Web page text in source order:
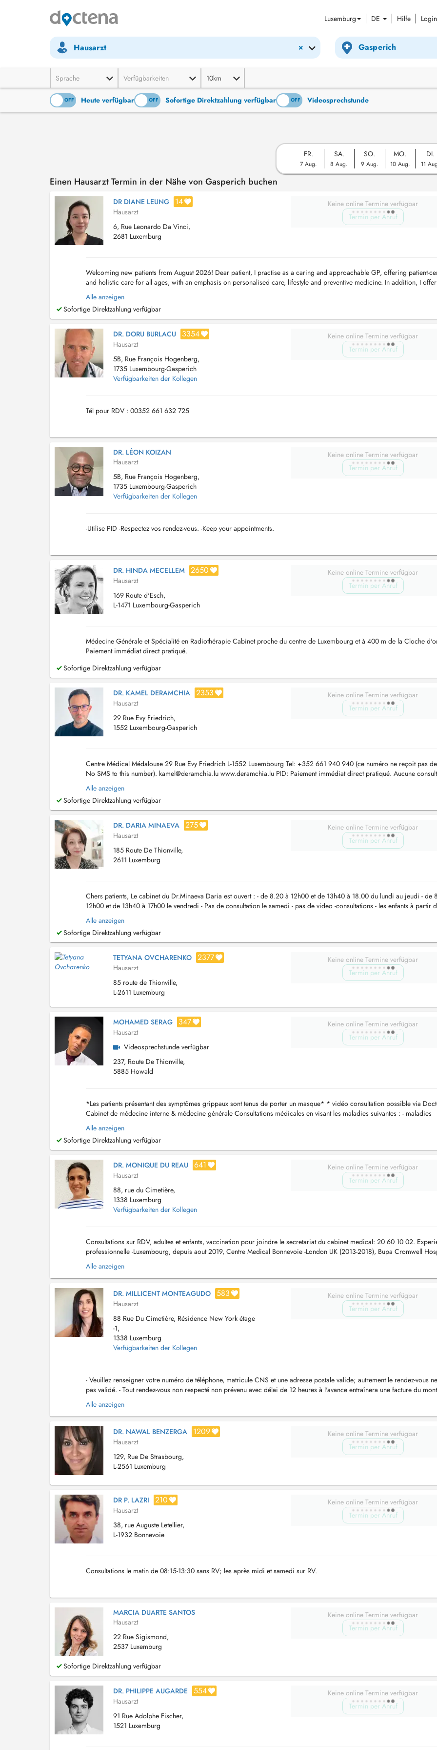
Luxemburg DE Hilfe Login
×
Hausarzt
Sprache Verfügbarkeiten 10km
OFF Heute verfügbar
ON OFF Sofortige Direktzahlung verfügbar
ON OFF Videosprechstunde
FR.
7 Aug.
SA.
8 Aug.
SO.
9 Aug.
MO.
10 Aug.
DI.
11
Einen Hausarzt Termin in der Nähe von Gasperich buchen
DR DIANE LEUNG 14
Hausarzt
6, Rue Leonardo Da Vinci,
2681 Luxemburg
Keine online Termine verfügbar
Termin per Anruf
Welcoming new patients from August 2026! Dear patient, I practise as a caring and approachable GP, offering patient-
and holistic care for all ages, with an emphasis on personalised care, lifestyle and preventive medicine. In addition, I
in-clinic procedures, including cry...
Alle anzeigen
Sofortige Direktzahlung verfügbar
DR. DORU BURLACU 3354
Hausarzt
5B, Rue François Hogenberg,
1735 Luxembourg-Gasperich
Verfügbarkeiten der Kollegen
Keine online Termine verfügbar
Termin per Anruf
Tél pour RDV : 00352 661 632 725
DR. LÉON KOIZAN
Hausarzt
5B, Rue François Hogenberg,
1735 Luxembourg-Gasperich
Verfügbarkeiten der Kollegen
Keine online Termine verfügbar
Termin per Anruf
-Utilise PID -Respectez vos rendez-vous. -Keep your appointments.
DR. HINDA MECELLEM 2650
Hausarzt
169 Route d'Esch,
L-1471 Luxembourg-Gasperich
Keine online Termine verfügbar
Termin per Anruf
Médecine Générale et Spécialité en Radiothérapie Cabinet proche du centre de Luxembourg et à 400 m de la Cloche
Paiement immédiat direct pratiqué.
Sofortige Direktzahlung verfügbar
DR. KAMEL DERAMCHIA 2353
Hausarzt
29 Rue Evy Friedrich,
1552 Luxembourg-Gasperich
Keine online Termine verfügbar
Termin per Anruf
Centre Médical Médalouse 29 Rue Evy Friedrich L-1552 Luxembourg Tel: +352 661 940 940 (ce numéro ne reçoit pas
No SMS to this number). kamel@deramchia.lu www.deramchia.lu PID: Paiement immédiat direct pratiqué. Aucune
se sera dispensée par email. Toute consult...
Alle anzeigen
Sofortige Direktzahlung verfügbar
DR. DARIA MINAEVA 275
Hausarzt
185 Route De Thionville,
2611 Luxemburg
Keine online Termine verfügbar
Termin per Anruf
Chers patients, Le cabinet du Dr.Minaeva Daria est ouvert : - de 8.20 à 12h00 et de 13h40 à 18.00 du lundi au jeudi - de
12h00 et de 13h40 à 17h00 le vendredi - Pas de consultation le samedi - pas de video -consultations - les enfants à partir
Vous pouvez prendre r...
Alle anzeigen
Sofortige Direktzahlung verfügbar
TETYANA OVCHARENKO 2377
Hausarzt
85 route de Thionville,
L-2611 Luxemburg
Keine online Termine verfügbar
Termin per Anruf
MOHAMED SERAG 347
Hausarzt
Videosprechstunde verfügbar
237, Route De Thionville,
5885 Howald
Keine online Termine verfügbar
Termin per Anruf
*Les patients présentant des symptômes grippaux sont tenus de porter un masque* * vidéo consultation possible via
Cabinet de médecine interne & médecine générale Consultations médicales en visant les maladies suivantes : - maladies
pulmonaires - maladies infectieuses compatibles ave...
Alle anzeigen
Sofortige Direktzahlung verfügbar
DR. MONIQUE DU REAU 641
Hausarzt
88, rue du Cimetière,
1338 Luxemburg
Verfügbarkeiten der Kollegen
Keine online Termine verfügbar
Termin per Anruf
Consultations sur RDV, adultes et enfants, vaccination pour joindre le secretariat du cabinet medical: 20 60 10 02.
professionnelle -Luxembourg, depuis aout 2019, Centre Medical Bonnevoie -London UK (2013-2018), Bupa Cromwell
cabinet de groupe medecine generale -London UK...
Alle anzeigen
DR. MILLICENT MONTEAGUDO 583
Hausarzt
88 Rue Du Cimetière, Résidence New York étage
-1,
1338 Luxemburg
Verfügbarkeiten der Kollegen
Keine online Termine verfügbar
Termin per Anruf
- Veuillez renseigner votre numéro de téléphone, matricule CNS et une adresse postale valide; autrement le rendez-vous
pas validé. - Tout rendez-vous non respecté non prévenu avec délai de 12 heures à l'avance entraînera une facture du
la consultation non remboursée par la CNS...
Alle anzeigen
DR. NAWAL BENZERGA 1209
Hausarzt
129, Rue De Strasbourg,
L-2561 Luxemburg
Keine online Termine verfügbar
Termin per Anruf
DR P. LAZRI 210
Hausarzt
38, rue Auguste Letellier,
L-1932 Bonnevoie
Keine online Termine verfügbar
Termin per Anruf
Consultations le matin de 08:15-13:30 sans RV; les après midi et samedi sur RV.
MARCIA DUARTE SANTOS
Hausarzt
22 Rue Sigismond,
2537 Luxemburg
Keine online Termine verfügbar
Termin per Anruf
Sofortige Direktzahlung verfügbar
DR. PHILIPPE AUGARDE 554
Hausarzt
91 Rue Adolphe Fischer,
1521 Luxemburg
Keine online Termine verfügbar
Termin per Anruf